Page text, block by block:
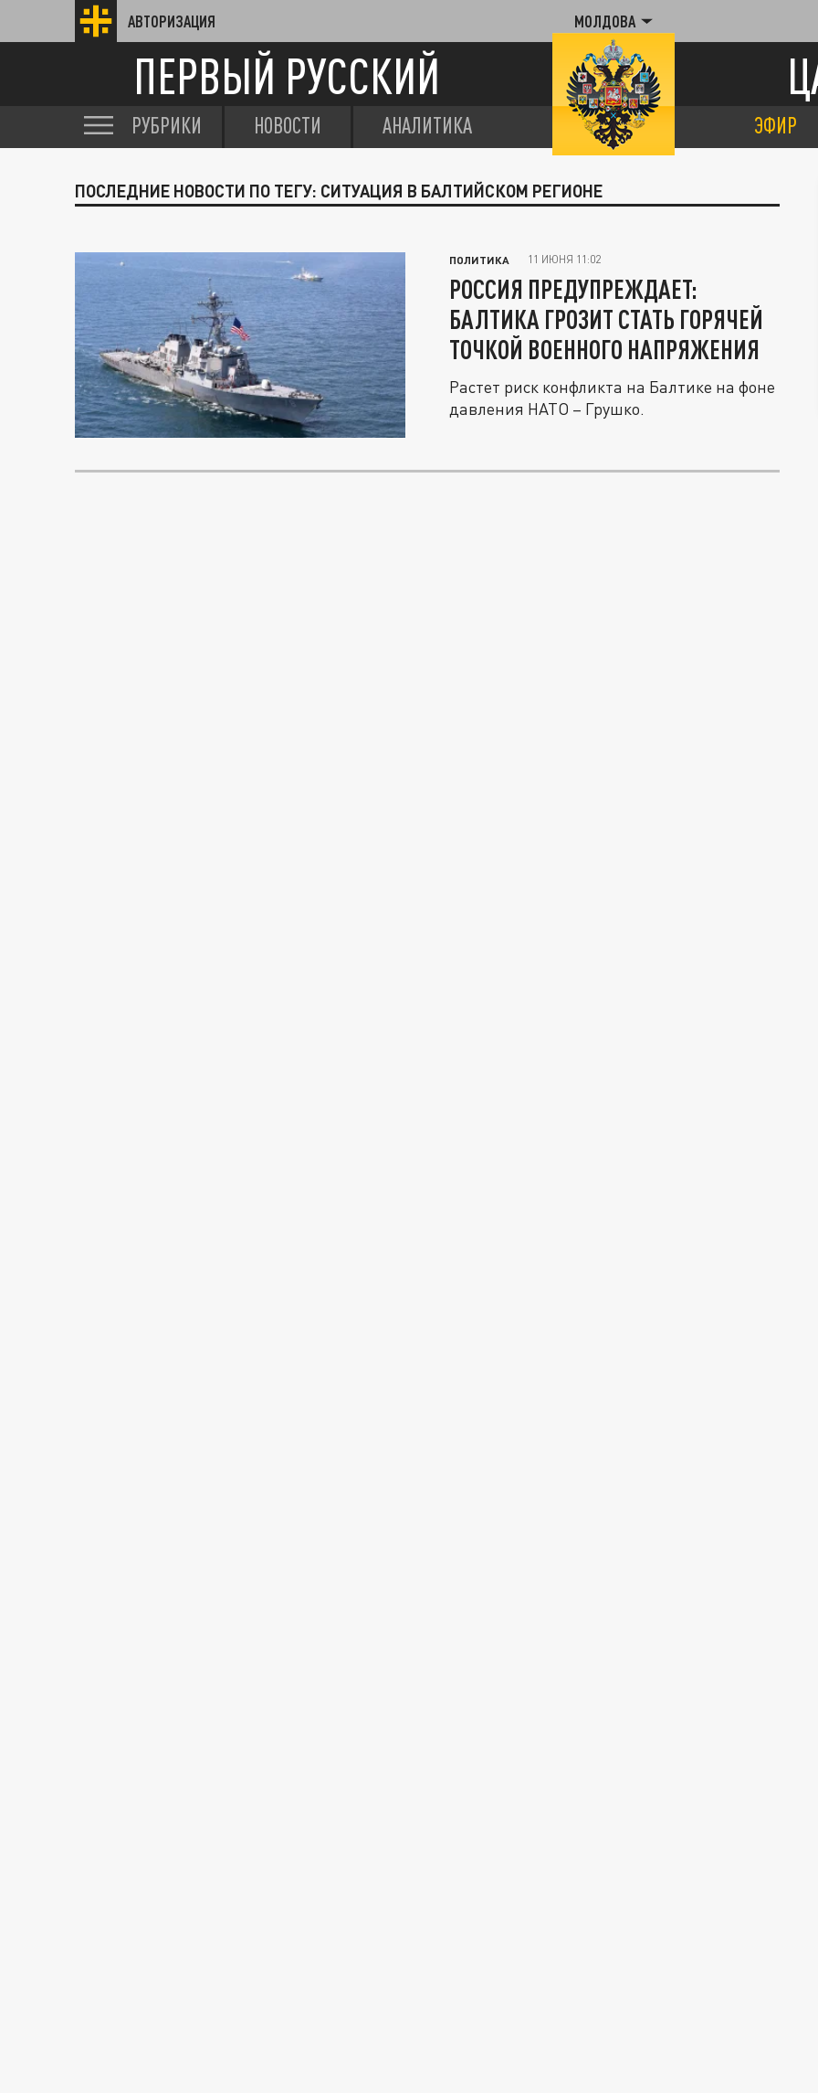
АВТОРИЗАЦИЯ МОЛДОВА
ПЕРВЫЙ РУССКИЙ
РУБРИКИ НОВОСТИ АНАЛИТИКА ЭФИР
ПОСЛЕДНИЕ НОВОСТИ ПО ТЕГУ: СИТУАЦИЯ В БАЛТИЙСКОМ РЕГИОНЕ
ПОЛИТИКА 11 ИЮНЯ 11:02
РОССИЯ ПРЕДУПРЕЖДАЕТ:
БАЛТИКА ГРОЗИТ СТАТЬ ГОРЯЧЕЙ
ТОЧКОЙ ВОЕННОГО НАПРЯЖЕНИЯ
Растет риск конфликта на Балтике на фоне
давления НАТО – Грушко.